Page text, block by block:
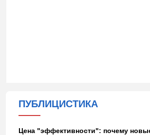
ПУБЛИЦИСТИКА
Цена "эффективности": почему